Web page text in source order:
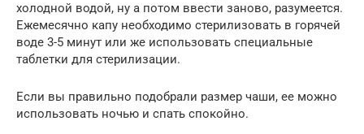
холодной водой, ну а потом ввести заново, разумеется.
Ежемесячно капу необходимо стерилизовать в горячей
воде 3-5 минут или же использовать специальные
таблетки для стерилизации.
Если вы правильно подобрали размер чаши, ее можно
использовать ночью и спать спокойно.